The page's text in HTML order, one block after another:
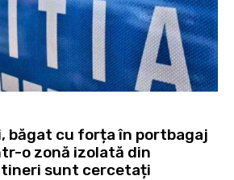
băgat cu forța în portbagaj
o zonă izolată din
sunt cercetați